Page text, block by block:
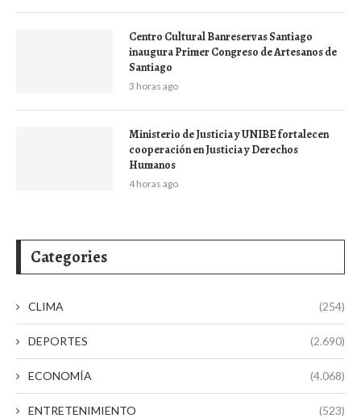
Centro Cultural Banreservas Santiago
inaugura Primer Congreso de Artesanos de
Santiago
3 horas ago
Ministerio de Justicia y UNIBE fortalecen
cooperación en Justicia y Derechos
Humanos
4 horas ago
Categories
CLIMA (254)
DEPORTES (2.690)
ECONOMÍA (4.068)
ENTRETENIMIENTO (523)